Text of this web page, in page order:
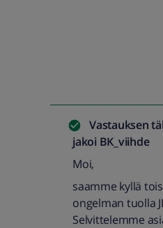
Vastauksen
jakoi BK_viihde
Moi,
saamme kyllä
ongelman tuolla
Selvittelemme